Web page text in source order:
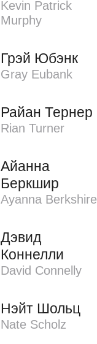
Kevin Patrick
Murphy
Грэй Юбэнк
Gray Eubank
Райан Тернер
Rian Turner
Айанна
Беркшир
Ayanna Berkshire
Дэвид
Коннелли
David Connelly
Нэйт Шольц
Nate Scholz